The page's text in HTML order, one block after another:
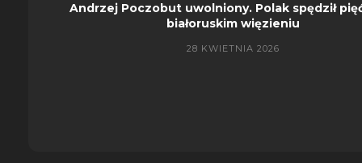
Andrzej Poczobut uwolniony. Polak spędził
białoruskim więzieniu
28 KWIETNIA 2026